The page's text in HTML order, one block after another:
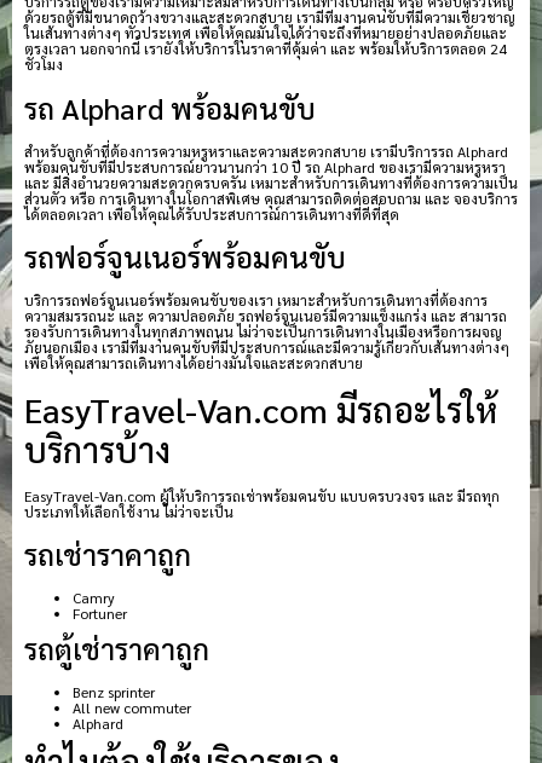
ด้วยรถตู้ที่มีขนาดกว้างขวางและสะดวกสบาย เรามีทีมงานคนขับที่มีความเชี่ยวชาญ
ในเส้นทางต่างๆ ทั่วประเทศ เพื่อให้คุณมั่นใจได้ว่าจะถึงที่หมายอย่างปลอดภัยและ
ตรงเวลา นอกจากนี้ เรายังให้บริการในราคาที่คุ้มค่า และ พร้อมให้บริการตลอด 24
ชั่วโมง
รถ Alphard พร้อมคนขับ
สำหรับลูกค้าที่ต้องการความหรูหราและความสะดวกสบาย เรามีบริการรถ Alphard
พร้อมคนขับที่มีประสบการณ์ยาวนานกว่า 10 ปี รถ Alphard ของเรามีความหรูหรา
และ มีสิ่งอำนวยความสะดวกครบครัน เหมาะสำหรับการเดินทางที่ต้องการความเป็น
ส่วนตัว หรือ การเดินทางในโอกาสพิเศษ คุณสามารถติดต่อสอบถาม และ จองบริการ
ได้ตลอดเวลา เพื่อให้คุณได้รับประสบการณ์การเดินทางที่ดีที่สุด
รถฟอร์จูนเนอร์พร้อมคนขับ
บริการรถฟอร์จูนเนอร์พร้อมคนขับของเรา เหมาะสำหรับการเดินทางที่ต้องการ
ความสมรรถนะ และ ความปลอดภัย รถฟอร์จูนเนอร์มีความแข็งแกร่ง และ สามารถ
รองรับการเดินทางในทุกสภาพถนน ไม่ว่าจะเป็นการเดินทางในเมืองหรือการผจญ
ภัยนอกเมือง เรามีทีมงานคนขับที่มีประสบการณ์และมีความรู้เกี่ยวกับเส้นทางต่างๆ
เพื่อให้คุณสามารถเดินทางได้อย่างมั่นใจและสะดวกสบาย
EasyTravel-Van.com มีรถอะไรให้
บริการบ้าง
EasyTravel-Van.com ผู้ให้บริการรถเช่าพร้อมคนขับ แบบครบวงจร และ มีรถทุก
ประเภทให้เลือกใช้งาน ไม่ว่าจะเป็น
รถเช่าราคาถูก
Camry
Fortuner
รถตู้เช่าราคาถูก
Benz sprinter
All new commuter
Alphard